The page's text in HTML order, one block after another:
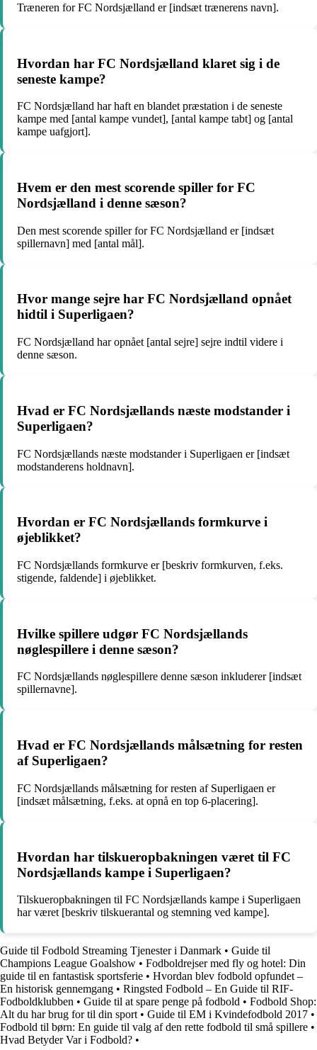
Træneren for FC Nordsjælland er [indsæt trænerens navn].
Hvordan har FC Nordsjælland klaret sig i de
seneste kampe?
FC Nordsjælland har haft en blandet præstation i de seneste
kampe med [antal kampe vundet], [antal kampe tabt] og [antal
kampe uafgjort].
Hvem er den mest scorende spiller for FC
Nordsjælland i denne sæson?
Den mest scorende spiller for FC Nordsjælland er [indsæt
spillernavn] med [antal mål].
Hvor mange sejre har FC Nordsjælland opnået
hidtil i Superligaen?
FC Nordsjælland har opnået [antal sejre] sejre indtil videre i
denne sæson.
Hvad er FC Nordsjællands næste modstander i
Superligaen?
FC Nordsjællands næste modstander i Superligaen er [indsæt
modstanderens holdnavn].
Hvordan er FC Nordsjællands formkurve i
øjeblikket?
FC Nordsjællands formkurve er [beskriv formkurven, f.eks.
stigende, faldende] i øjeblikket.
Hvilke spillere udgør FC Nordsjællands
nøglespillere i denne sæson?
FC Nordsjællands nøglespillere denne sæson inkluderer [indsæt
spillernavne].
Hvad er FC Nordsjællands målsætning for resten
af Superligaen?
FC Nordsjællands målsætning for resten af Superligaen er
[indsæt målsætning, f.eks. at opnå en top 6-placering].
Hvordan har tilskueropbakningen været til FC
Nordsjællands kampe i Superligaen?
Tilskueropbakningen til FC Nordsjællands kampe i Superligaen
har været [beskriv tilskuerantal og stemning ved kampe].
Guide til Fodbold Streaming Tjenester i Danmark • Guide til
Champions League Goalshow • Fodboldrejser med fly og hotel: Din
guide til en fantastisk sportsferie • Hvordan blev fodbold opfundet –
En historisk gennemgang • Ringsted Fodbold – En Guide til RIF-
Fodboldklubben • Guide til at spare penge på fodbold • Fodbold Shop:
Alt du har brug for til din sport • Guide til EM i Kvindefodbold 2017 •
Fodbold til børn: En guide til valg af den rette fodbold til små spillere •
Hvad Betyder Var i Fodbold? •